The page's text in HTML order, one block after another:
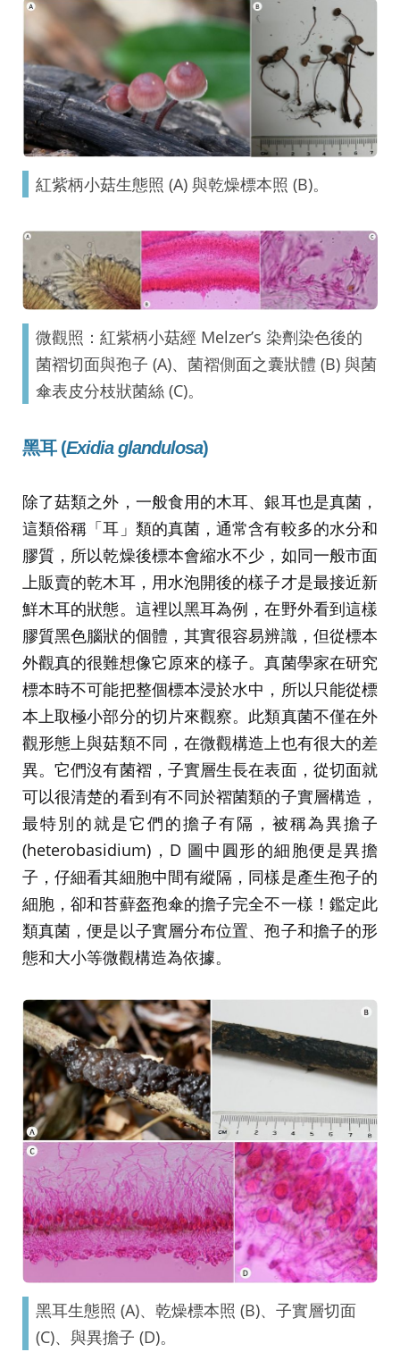
紅紫柄小菇生態照 (A) 與乾燥標本照 (B)。
微觀照：紅紫柄小菇經 Melzer’s 染劑染色後的
菌褶切面與孢子 (A)、菌褶側面之囊狀體 (B) 與菌
傘表皮分枝狀菌絲 (C)。
黑耳 (Exidia glandulosa)
除了菇類之外，一般食用的木耳、銀耳也是真菌，
這類俗稱「耳」類的真菌，通常含有較多的水分和
膠質，所以乾燥後標本會縮水不少，如同一般市面
上販賣的乾木耳，用水泡開後的樣子才是最接近新
鮮木耳的狀態。這裡以黑耳為例，在野外看到這樣
膠質黑色腦狀的個體，其實很容易辨識，但從標本
外觀真的很難想像它原來的樣子。真菌學家在研究
標本時不可能把整個標本浸於水中，所以只能從標
本上取極小部分的切片來觀察。此類真菌不僅在外
觀形態上與菇類不同，在微觀構造上也有很大的差
異。它們沒有菌褶，子實層生長在表面，從切面就
可以很清楚的看到有不同於褶菌類的子實層構造，
最特別的就是它們的擔子有隔，被稱為異擔子
(heterobasidium)，D 圖中圓形的細胞便是異擔
子，仔細看其細胞中間有縱隔，同樣是產生孢子的
細胞，卻和苔蘚盔孢傘的擔子完全不一樣！鑑定此
類真菌，便是以子實層分布位置、孢子和擔子的形
態和大小等微觀構造為依據。
黑耳生態照 (A)、乾燥標本照 (B)、子實層切面
(C)、與異擔子 (D)。